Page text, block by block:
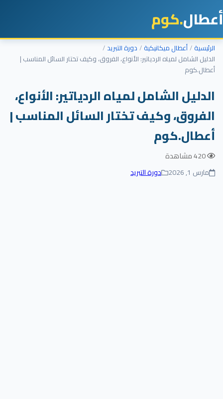
أعطال.كوم
الرئيسية أعطال ميكانيكية
دورة التبريد
الدليل الشامل لمياه الردياتير: الأنواع، الفروق، وكيف تختار السائل المناسب |
أعطال.كوم
الدليل الشامل لمياه الردياتير: الأنواع،
الفروق، وكيف تختار السائل المناسب |
أعطال.كوم
مارس 1, 2026 دورة التبريد